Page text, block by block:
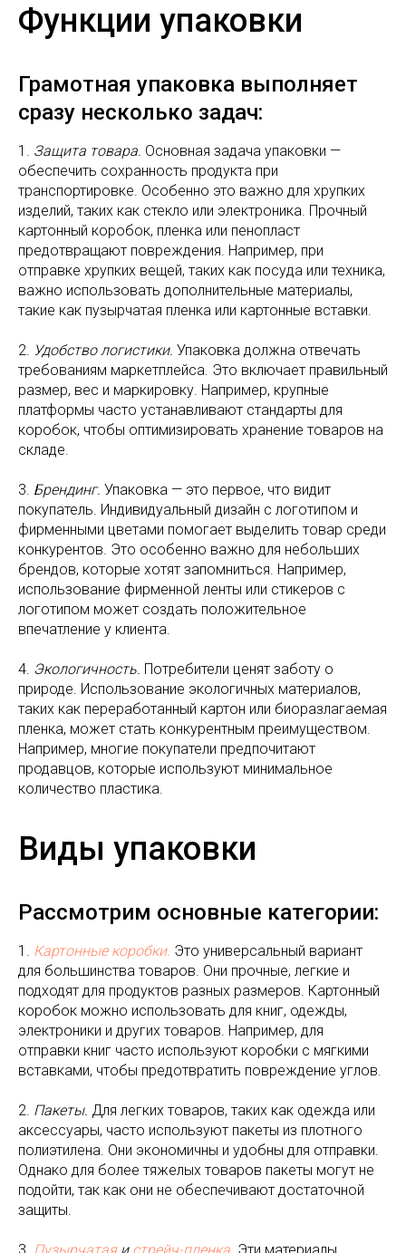
Функции упаковки
Грамотная упаковка выполняет
сразу несколько задач:
1. Защита товара. Основная задача упаковки —
обеспечить сохранность продукта при
транспортировке. Особенно это важно для хрупких
изделий, таких как стекло или электроника. Прочный
картонный коробок, пленка или пенопласт
предотвращают повреждения. Например, при
отправке хрупких вещей, таких как посуда или техника,
важно использовать дополнительные материалы,
такие как пузырчатая пленка или картонные вставки.
2. Удобство логистики. Упаковка должна отвечать
требованиям маркетплейса. Это включает правильный
размер, вес и маркировку. Например, крупные
платформы часто устанавливают стандарты для
коробок, чтобы оптимизировать хранение товаров на
складе.
3. Брендинг. Упаковка — это первое, что видит
покупатель. Индивидуальный дизайн с логотипом и
фирменными цветами помогает выделить товар среди
конкурентов. Это особенно важно для небольших
брендов, которые хотят запомниться. Например,
использование фирменной ленты или стикеров с
логотипом может создать положительное
впечатление у клиента.
4. Экологичность. Потребители ценят заботу о
природе. Использование экологичных материалов,
таких как переработанный картон или биоразлагаемая
пленка, может стать конкурентным преимуществом.
Например, многие покупатели предпочитают
продавцов, которые используют минимальное
количество пластика.
Виды упаковки
Рассмотрим основные категории:
1. Картонные коробки. Это универсальный вариант
для большинства товаров. Они прочные, легкие и
подходят для продуктов разных размеров. Картонный
коробок можно использовать для книг, одежды,
электроники и других товаров. Например, для
отправки книг часто используют коробки с мягкими
вставками, чтобы предотвратить повреждение углов.
2. Пакеты. Для легких товаров, таких как одежда или
аксессуары, часто используют пакеты из плотного
полиэтилена. Они экономичны и удобны для отправки.
Однако для более тяжелых товаров пакеты могут не
подойти, так как они не обеспечивают достаточной
защиты.